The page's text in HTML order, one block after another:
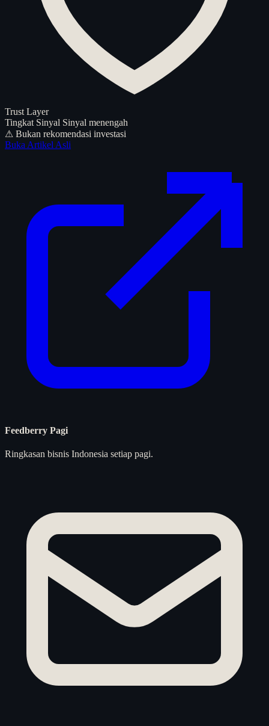
Trust Layer
Tingkat Sinyal Sinyal menengah
⚠ Bukan rekomendasi investasi
Buka Artikel Asli
Feedberry Pagi
Ringkasan bisnis Indonesia setiap pagi.